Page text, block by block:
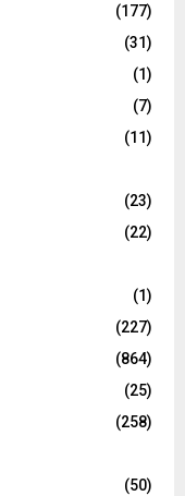
(177)
(31)
(1)
(7)
(11)
(23)
(22)
(1)
(227)
(864)
(25)
(258)
(50)